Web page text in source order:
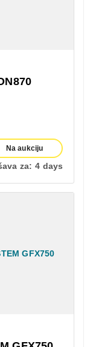
Na aukciju
za: 4 days